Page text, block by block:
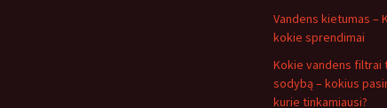
Vandens kietumas –
kokie sprendimai
Kokie vandens filtrai
sodybą – kokius
kurie tinkamiausi?